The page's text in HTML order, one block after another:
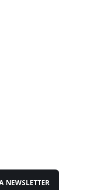
NEWSLETTER